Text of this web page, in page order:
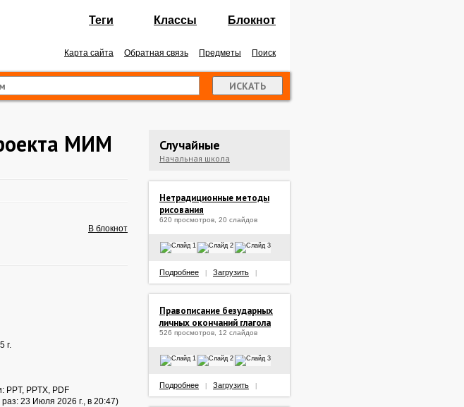
Теги Классы Блокнот
Карта сайта Обратная связь Предметы Поиск
МИМ
В блокнот
г.
PPT, PPTX, PDF
23 Июля 2026 г., в 20:47)
Случайные
Начальная школа
Нетрадиционные методы
рисования
620 просмотров, 20 слайдов
Подробнее Загрузить
Правописание безударных
личных окончаний глагола
526 просмотров, 12 слайдов
Подробнее Загрузить